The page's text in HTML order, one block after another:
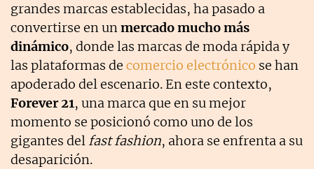
grandes marcas establecidas, ha pasado a
convertirse en unmercado mucho más
dinámico, donde las marcas de moda rápida y
las plataformas de comercio electrónico se han
apoderado del escenario. En este contexto,
Forever 21, una marca que en su mejor
momento se posicionó como uno de los
gigantes del fast fashion, ahora se enfrenta a su
desaparición.